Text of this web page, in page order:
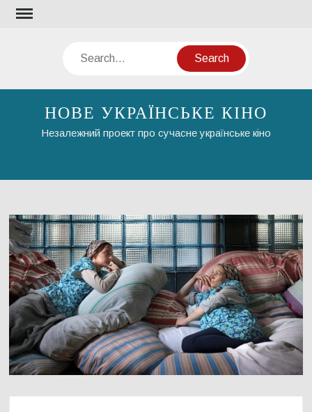
Skip
Search
НОВЕ УКРАЇНСЬКЕ КІНО
Незалежний проект про сучасне українське кіно